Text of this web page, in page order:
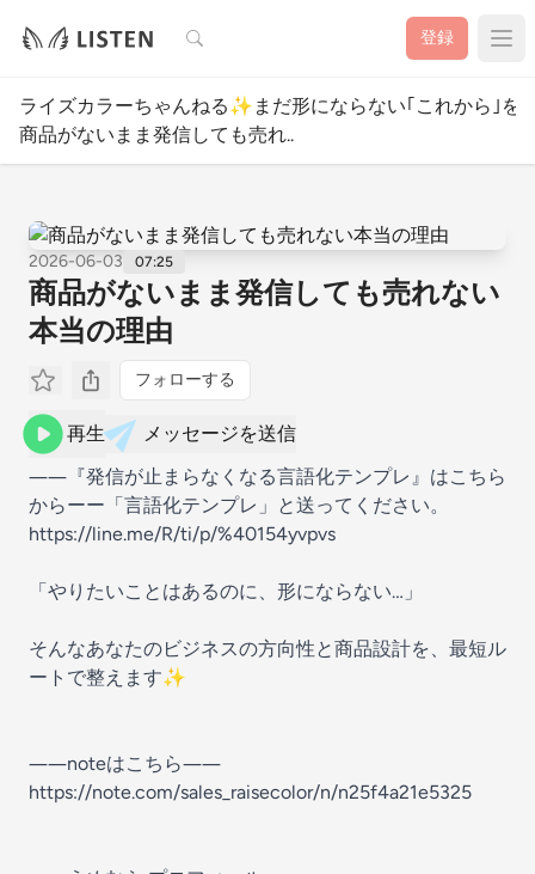
検索 登録
ライズカラーちゃんねる✨️まだ形にならない｢これから｣を
商品がないまま発信しても売れ..
2026-06-03 07:25
商品がないまま発信しても売れない
本当の理由
フォローする
再生
メッセージを送信
――『発信が止まらなくなる言語化テンプレ』はこちら
からーー「言語化テンプレ」と送ってください。
https://line.me/R/ti/p/%40154yvpvs
「やりたいことはあるのに、形にならない…」
そんなあなたのビジネスの方向性と商品設計を、最短ル
ートで整えます✨
――noteはこちら――
https://note.com/sales_raisecolor/n/n25f4a21e5325